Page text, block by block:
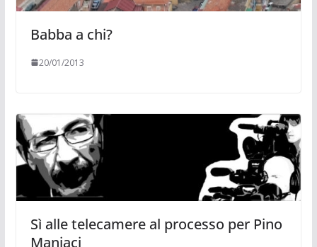
Babba a chi?
20/01/2013
Sì alle telecamere al processo per Pino
Maniaci